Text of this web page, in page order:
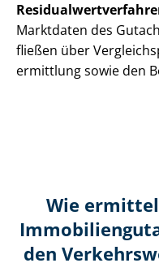
Marktdaten des
fließen über
ermitt­lung sowie den
Wie
den